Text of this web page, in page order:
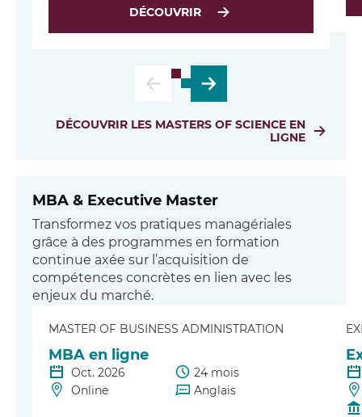
DÉCOUVRIR
DÉCOUVRIR LES MASTERS OF SCIENCE EN
LIGNE
MBA & Executive Master
Transformez vos pratiques managériales
grâce à des programmes en formation
continue axée sur l’acquisition de
compétences concrètes en lien avec les
enjeux du marché.
MASTER OF BUSINESS ADMINISTRATION
MBA en ligne
Oct. 2026
24 mois
Online
Anglais